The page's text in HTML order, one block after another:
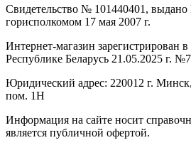
Свидетельство № 101440401,
горисполкомом 17 мая 2007 г.
Интернет-магазин зарегистрирован
Республике Беларусь 21.05.2025 г.
Юридический адрес: 220012 г.
пом. 1Н
Информация на сайте носит
является публичной офертой.